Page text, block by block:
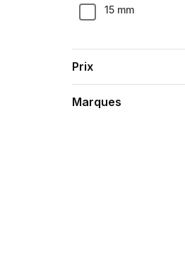
Prix
Marques
15 mm
18 mm